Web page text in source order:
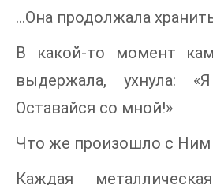
…Она продолжала
В какой-то момент
выдержала, ухнула:
Оставайся со мной!»
Что же произошло с Ним
Каждая